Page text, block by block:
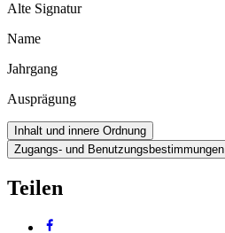
Alte Signatur
Name
Jahrgang
Ausprägung
Inhalt und innere Ordnung
Zugangs- und Benutzungsbestimmungen
Teilen